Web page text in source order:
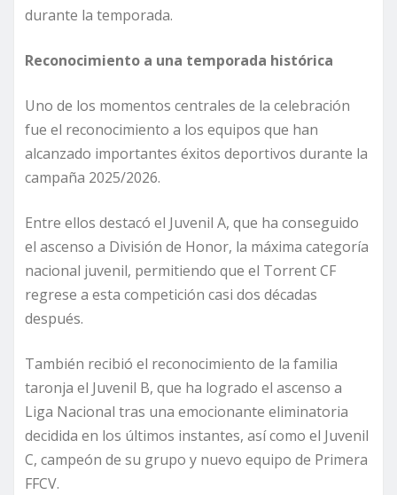
durante la temporada.
Reconocimiento a una temporada histórica
Uno de los momentos centrales de la celebración
fue el reconocimiento a los equipos que han
alcanzado importantes éxitos deportivos durante la
campaña 2025/2026.
Entre ellos destacó el Juvenil A, que ha conseguido
el ascenso a División de Honor, la máxima categoría
nacional juvenil, permitiendo que el Torrent CF
regrese a esta competición casi dos décadas
después.
También recibió el reconocimiento de la familia
taronja el Juvenil B, que ha logrado el ascenso a
Liga Nacional tras una emocionante eliminatoria
decidida en los últimos instantes, así como el Juvenil
C, campeón de su grupo y nuevo equipo de Primera
FFCV.